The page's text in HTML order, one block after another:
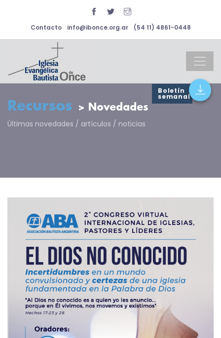
Contacto info@ibonce.org.ar (54 11) 4861-0448
Boletín
semanal
Recursos > Novedades
Últimas novedades / artículos / noticias